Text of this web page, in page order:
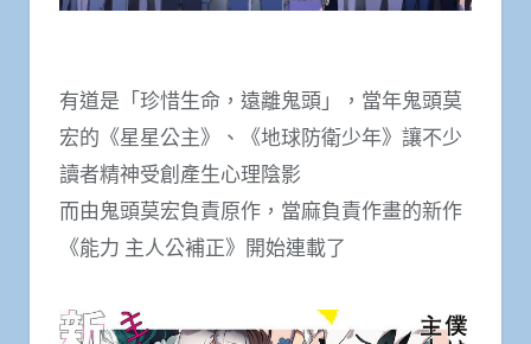
有道是「珍惜生命，遠離鬼頭」，當年鬼頭莫
宏的《星星公主》、《地球防衛少年》讓不少
讀者精神受創產生心理陰影
而由鬼頭莫宏負責原作，當麻負責作畫的新作
《能力 主人公補正》開始連載了